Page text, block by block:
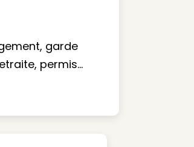
garde
permis…